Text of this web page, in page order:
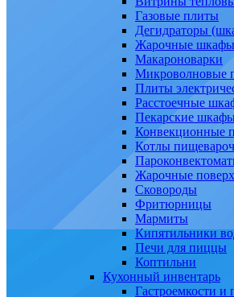
Газовые плиты
Дегидраторы
Жарочные шкафы
Макароноварки
Микроволновые
Плиты
Расстоечные
Пекарские
Конвекционные
Котлы
Жарочные
Сковороды
Фритюрницы
Мармиты
Кипятильники
Печи для пиццы
Коптильни
Кухонный инвентарь
Гастроемкости и